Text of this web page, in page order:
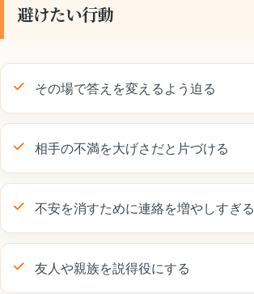
避けたい行動
その場で答えを変えるよう迫る
相手の不満を大げさだと片づける
不安を消すために連絡を増やしすぎる
友人や親族を説得役にする